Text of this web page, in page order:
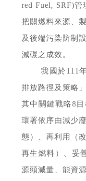
red Fuel, SRF)
把關燃料來源、
及後端污染防制
減碳之成效。
我國於111
排放路徑及策略
其中關鍵戰略8
環署依序由減少
態）、再利用（
再生燃料）、妥
源頭減量、能資